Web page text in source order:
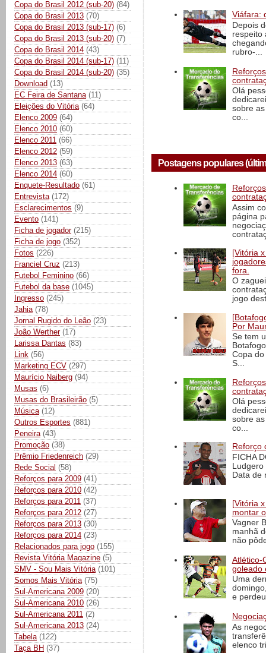
Copa do Brasil 2012 (sub-20) (84)
Copa do Brasil 2013 (70)
Copa do Brasil 2013 (sub-17) (6)
Copa do Brasil 2013 (sub-20) (7)
Copa do Brasil 2014 (43)
Copa do Brasil 2014 (sub-17) (11)
Copa do Brasil 2014 (sub-20) (35)
Download (13)
EC Feira de Santana (11)
Eleições do Vitória (64)
Elenco 2009 (64)
Elenco 2010 (60)
Elenco 2011 (66)
Elenco 2012 (59)
Elenco 2013 (63)
Elenco 2014 (60)
Enquete-Resultado (61)
Entrevista (172)
Esclarecimentos (9)
Evento (141)
Ficha de jogador (215)
Ficha de jogo (352)
Fotos (226)
Franciel Cruz (213)
Futebol Feminino (66)
Futebol da base (1045)
Ingresso (245)
Jahia (78)
Jornal Rugido do Leão (23)
João Werther (17)
Larissa Dantas (83)
Link (56)
Marketing ECV (297)
Maurício Naiberg (94)
Musas (6)
Musas do Brasileirão (5)
Música (12)
Outros Esportes (881)
Peneira (43)
Promoção (38)
Prêmio Friedenreich (29)
Rede Social (58)
Reforços para 2009 (41)
Reforços para 2010 (42)
Reforços para 2011 (37)
Reforços para 2012 (27)
Reforços para 2013 (30)
Reforços para 2014 (23)
Relacionados para jogo (155)
Revista Vitória Magazine (5)
SMV - Sou Mais Vitória (101)
Somos Mais Vitória (75)
Sul-Americana 2009 (20)
Sul-Americana 2010 (26)
Sul-Americana 2011 (2)
Sul-Americana 2013 (24)
Tabela (122)
Taça BH (37)
Viáfara:
Depois
respeito
rubro-...
Olá
sobre
co...
Postagens populares
Assim
página
[Vitória
fora.
O
jogo
Por
Se tem
Copa
S...
Olá
sobre
co...
Reforço
FICHA
Ludgero
Data de
[Vitória
montar
Vagner
manhã
não
Atlético-
goleado
Uma
e
As
elenco